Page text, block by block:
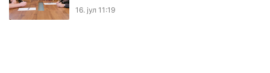
16. јул 11:19